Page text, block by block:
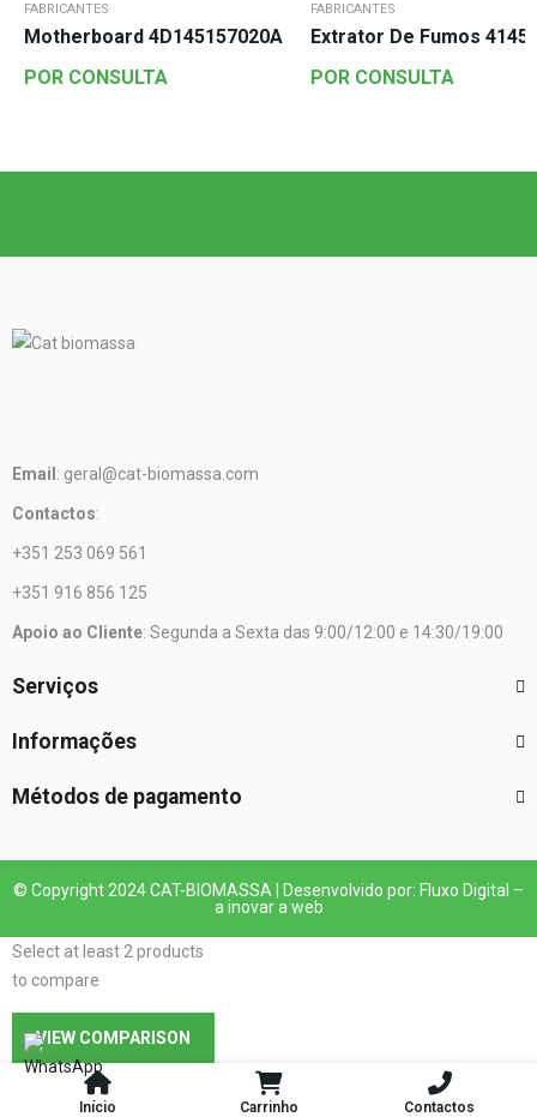
Início Carrinho Contactos
FABRICANTES
Motherboard 4D145157020A
POR CONSULTA
FABRICANTES
Extrator De Fumos
POR CONSULTA
Email : geral@cat-biomassa.com
Contactos:
+351 253 069 561
+351 916 856 125
Apoio ao Cliente: Segunda a Sexta das 9:00/12:00 e 14:30/19:00
Serviços
Informações
Métodos de pagamento
© Copyright 2024 CAT-BIOMASSA | Desenvolvido por: Fluxo Digital –
a inovar a web
Select at least 2 products
to compare
VIEW COMPARISON